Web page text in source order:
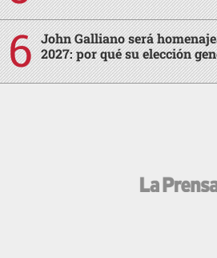
John Galliano será
2027: por qué su elección